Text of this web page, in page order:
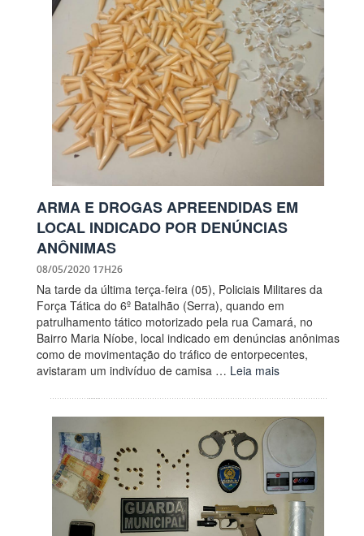
ARMA E DROGAS APREENDIDAS EM
LOCAL INDICADO POR DENÚNCIAS
ANÔNIMAS
08/05/2020 17H26
Na tarde da última terça-feira (05), Policiais Militares da
Força Tática do 6º Batalhão (Serra), quando em
patrulhamento tático motorizado pela rua Camará, no
Bairro Maria Níobe, local indicado em denúncias anônimas
como de movimentação do tráfico de entorpecentes,
avistaram um indivíduo de camisa … Leia mais